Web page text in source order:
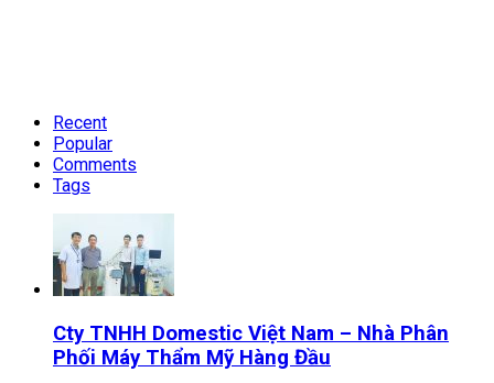
Recent
Popular
Comments
Tags
Cty TNHH Domestic Việt Nam – Nhà Phân
Phối Máy Thẩm Mỹ Hàng Đầu